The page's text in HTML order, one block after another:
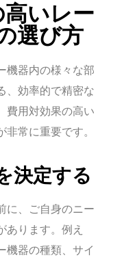
いレー
選び方
機器内の様々な部
、効率的で精密な
費用対効果の高い
常に重要です。
決定する
に、ご自身のニー
あります。例え
機器の種類、サイ